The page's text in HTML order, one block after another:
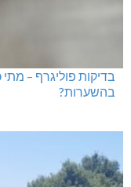
בדיקות פוליגרף –
בהשערות?